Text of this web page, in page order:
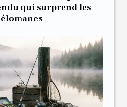
qui surprend les